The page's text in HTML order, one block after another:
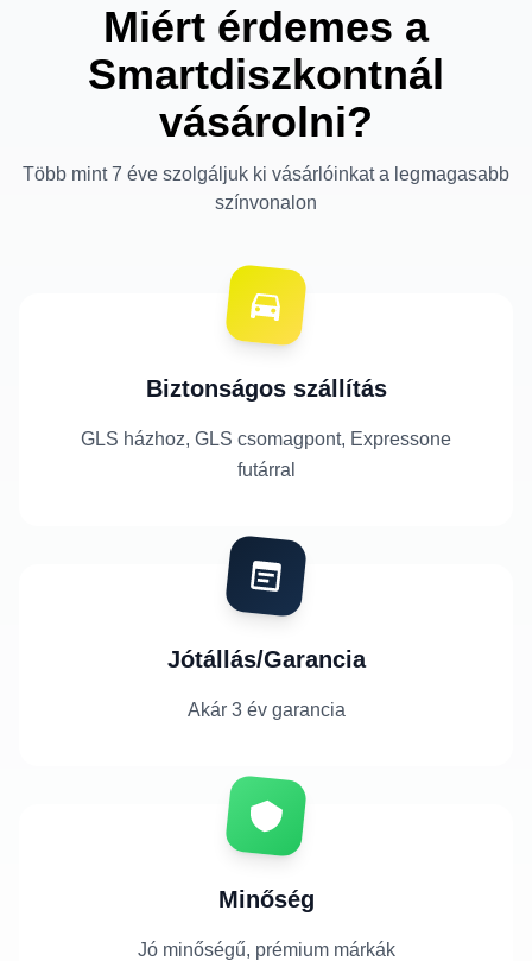
Miért érdemes a
Smartdiszkontnál
vásárolni?
Több mint 7 éve szolgáljuk ki vásárlóinkat a legmagasabb
színvonalon
Biztonságos szállítás
GLS házhoz, GLS csomagpont, Expressone
futárral
Jótállás/Garancia
Akár 3 év garancia
Minőség
Jó minőségű, prémium márkák